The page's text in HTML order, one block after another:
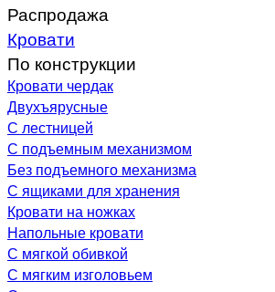
Распродажа
Кровати
По конструкции
Кровати чердак
Двухъярусные
С лестницей
С подъемным механизмом
Без подъемного механизма
С ящиками для хранения
Кровати на ножках
Напольные кровати
С мягкой обивкой
С мягким изголовьем